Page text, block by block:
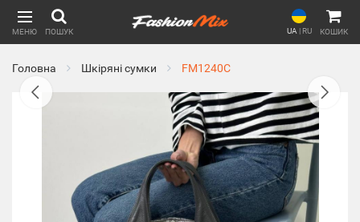
МЕНЮ ПОШУК UA | RU КОШИК
Головна Шкіряні сумки FM1240C